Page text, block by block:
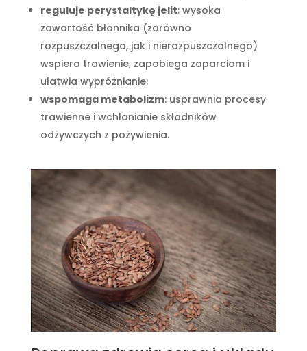
reguluje perystaltykę jelit: wysoka
zawartość błonnika (zarówno
rozpuszczalnego, jak i nierozpuszczalnego)
wspiera trawienie, zapobiega zaparciom i
ułatwia wypróżnianie;
wspomaga metabolizm: usprawnia procesy
trawienne i wchłanianie składników
odżywczych z pożywienia.